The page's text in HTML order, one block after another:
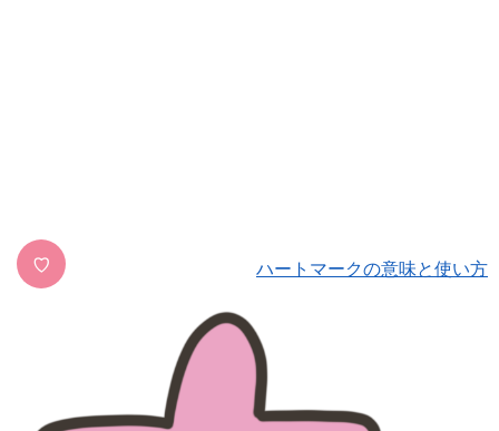
♡ ハートマークの意味と使い方